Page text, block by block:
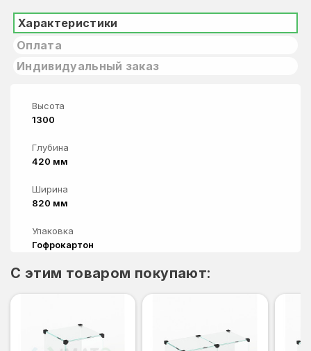
Характеристики
Оплата
Индивидуальный заказ
Высота
1300
Глубина
420 мм
Ширина
820 мм
Упаковка
Гофрокартон
C этим товаром покупают: